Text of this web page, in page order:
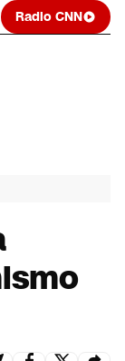
Radio CNN